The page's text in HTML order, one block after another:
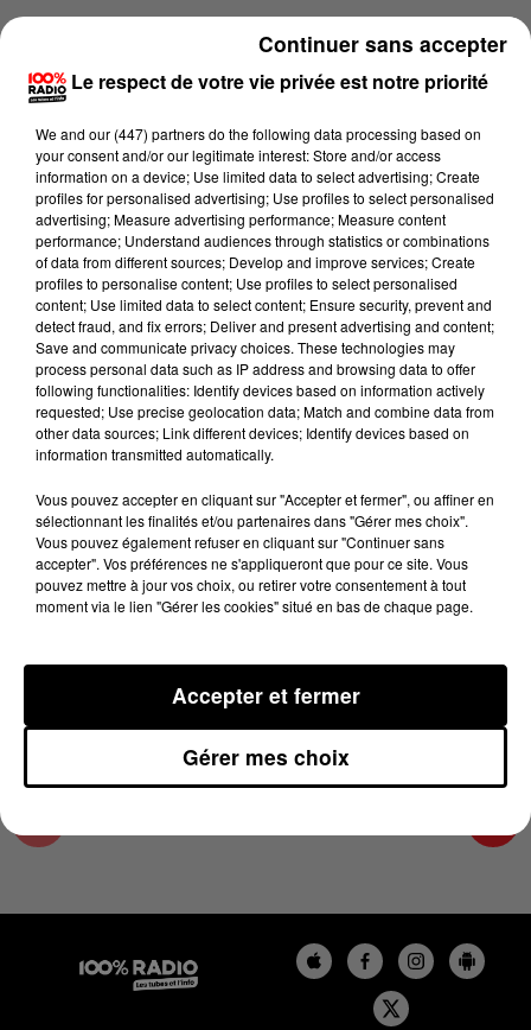
Lecture (4 min 15 sec)
100%
100% Radio les infos de l'Hérault
10 avril 2025 - 4 min 15 sec
LES INFOS DE L'HÉRAULT DU 10/04/2025 À
09H01
Podcasts infos de l'Hérault
Le respect de votre vie privée est notre priorité
We and our (447) partnersdo the following data processing based on
your consent and/or our legitimate interest: Store and/or access
information on a device; Use limited data to select advertising; Create
profiles for personalised advertising; Use profiles to select personalised
advertising; Measure advertising performance; Measure content
performance; Understand audiences through statistics or combinations
of data from different sources; Develop and improve services; Create
profiles to personalise content; Use profiles to select personalised
content; Use limited data to select content; Ensure security, prevent and
detect fraud, and fix errors; Deliver and present advertising and content;
Save and communicate privacy choices. These technologies may
process personal data such as IP address and browsing data to offer
following functionalities: Identify devices based on information actively
requested; Use precise geolocation data; Match and combine data from
other data sources; Link different devices; Identify devices based on
information transmitted automatically.
Vous pouvez accepter en cliquant sur "Accepter et fermer", ou affiner en
sélectionnant les finalités et/ou partenaires dans "Gérer mes choix".
Vous pouvez également refuser en cliquant sur "Continuer sans
accepter". Vos préférences ne s'appliqueront que pour ce site. Vous
pouvez mettre à jour vos choix, ou retirer votre consentement à tout
moment via le lien "Gérer les cookies" situé en bas de chaque page.
Gérer mes choix
Accepter et fermer
Continuer sans accepter